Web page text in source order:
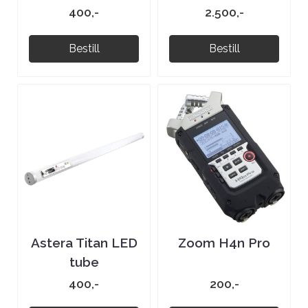
400,-
Bestill
2.500,-
Bestill
Astera Titan LED
tube
400,-
Zoom H4n Pro
200,-